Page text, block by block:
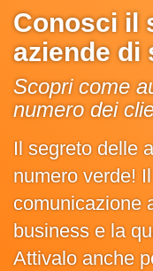
Conosci il
aziende di
Scopri come
numero dei
Il segreto delle
numero verde!
comunicazione
business e la
Attivalo anche